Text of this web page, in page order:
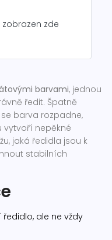
zde
barvami, jednou
ředit. Špatně
barva rozpadne,
vytvoří nepěkné
jaká ředidla jsou k
stabilních
ale ne vždy